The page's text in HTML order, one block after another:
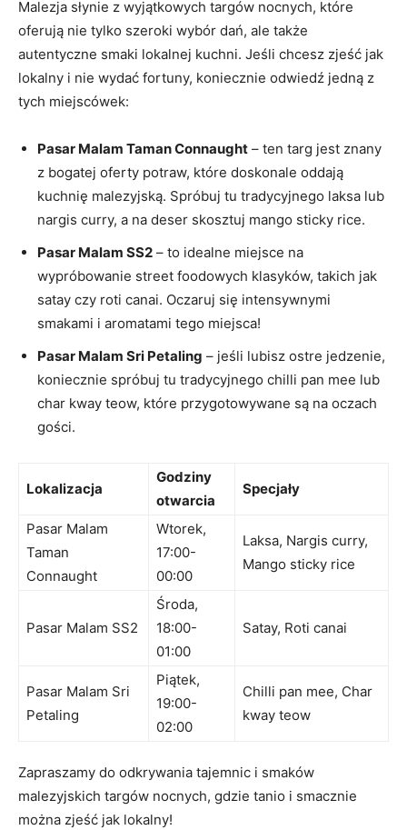
Malezja słynie z wyjątkowych targów nocnych, które
oferują nie tylko szeroki wybór dań, ale także
autentyczne smaki lokalnej kuchni. Jeśli chcesz zjeść jak
lokalny i nie wydać fortuny, koniecznie odwiedź jedną z
tych miejscówek:
Pasar Malam Taman Connaught – ten targ jest znany
z bogatej oferty potraw, które doskonale oddają
kuchnię malezyjską. Spróbuj tu tradycyjnego laksa lub
nargis curry, a na deser skosztuj mango sticky rice.
Pasar Malam SS2 – to idealne miejsce na
wypróbowanie street foodowych klasyków, takich jak
satay czy roti canai. Oczaruj się intensywnymi
smakami i aromatami tego miejsca!
Pasar Malam Sri Petaling – jeśli lubisz ostre jedzenie,
koniecznie spróbuj tu tradycyjnego chilli pan mee lub
char kway teow, które przygotowywane są na oczach
gości.
Lokalizacja
Godziny
otwarcia
Specjały
Pasar Malam
Taman
Connaught
Wtorek,
17:00-
00:00
Laksa, Nargis curry,
Mango sticky rice
Pasar Malam SS2
Środa,
18:00-
01:00
Satay, Roti canai
Pasar Malam Sri
Petaling
Piątek,
19:00-
02:00
Chilli pan mee, Char
kway teow
Zapraszamy do odkrywania tajemnic i smaków
malezyjskich targów nocnych, gdzie tanio i smacznie
można zjeść jak lokalny!